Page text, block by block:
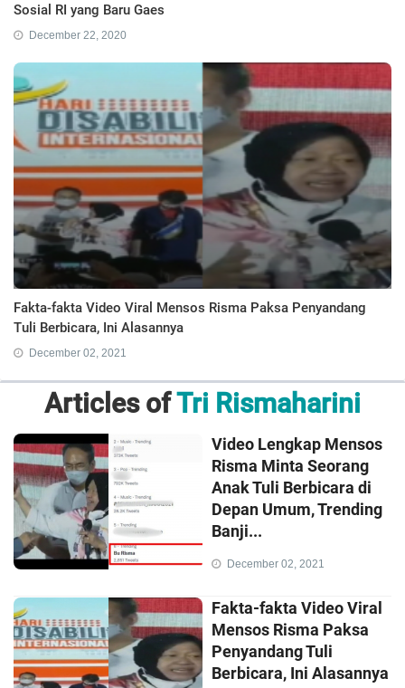
Sosial RI yang Baru Gaes
December 22, 2020
Fakta-fakta Video Viral Mensos Risma Paksa Penyandang
Tuli Berbicara, Ini Alasannya
December 02, 2021
Articles ofTri Rismaharini
Video Lengkap Mensos
Risma Minta Seorang
Anak Tuli Berbicara di
Depan Umum, Trending
Banji...
December 02, 2021
Fakta-fakta Video Viral
Mensos Risma Paksa
Penyandang Tuli
Berbicara, Ini Alasannya